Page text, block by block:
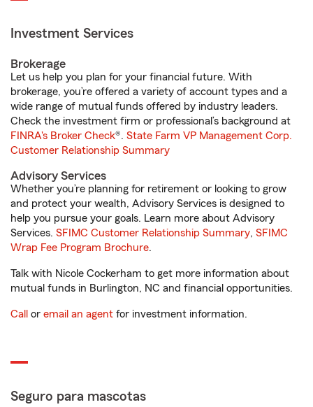
Investment Services
Brokerage
Let us help you plan for your financial future. With
brokerage, you’re offered a variety of account types and a
wide range of mutual funds offered by industry leaders.
Check the investment firm or professional’s background at
FINRA's Broker Check®. State Farm VP Management Corp.
Customer Relationship Summary
Advisory Services
Whether you’re planning for retirement or looking to grow
and protect your wealth, Advisory Services is designed to
help you pursue your goals. Learn more about Advisory
Services. SFIMC Customer Relationship Summary, SFIMC
Wrap Fee Program Brochure.
Talk with Nicole Cockerham to get more information about
mutual funds in Burlington, NC and financial opportunities.
Call or email an agent for investment information.
Seguro para mascotas